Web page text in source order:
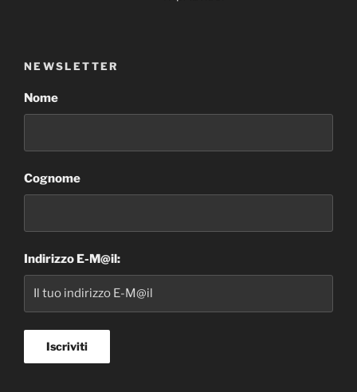
NEWSLETTER
Nome
Cognome
Indirizzo E-M@il: